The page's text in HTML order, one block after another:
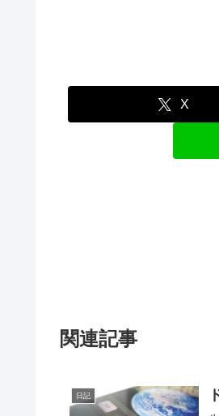
X
関連記事
日記